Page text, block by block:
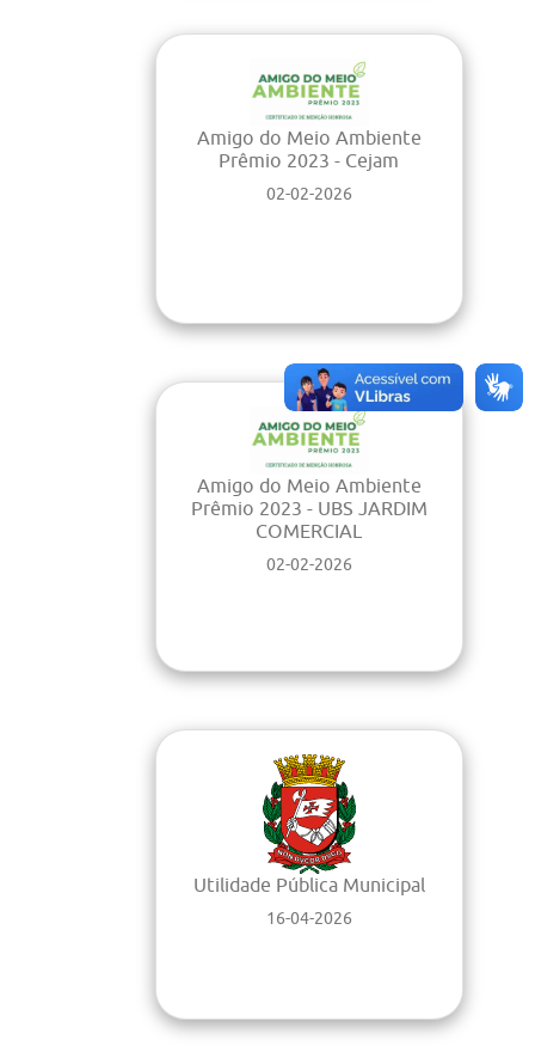
Amigo do Meio Ambiente
Prêmio 2023 - Cejam
02-02-2026
Amigo do Meio Ambiente
Prêmio 2023 - UBS JARDIM
COMERCIAL
02-02-2026
Utilidade Pública Municipal
16-04-2026